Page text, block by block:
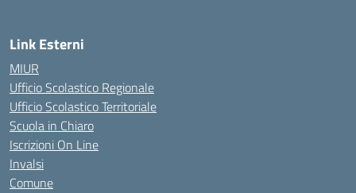
Link Esterni
MIUR
Ufficio Scolastico Regionale
Ufficio Scolastico Territoriale
Scuola in Chiaro
Iscrizioni On Line
Invalsi
Comune